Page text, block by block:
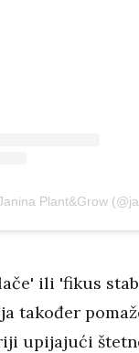
Plant&Grow
ili 'fikus
također
upijajući